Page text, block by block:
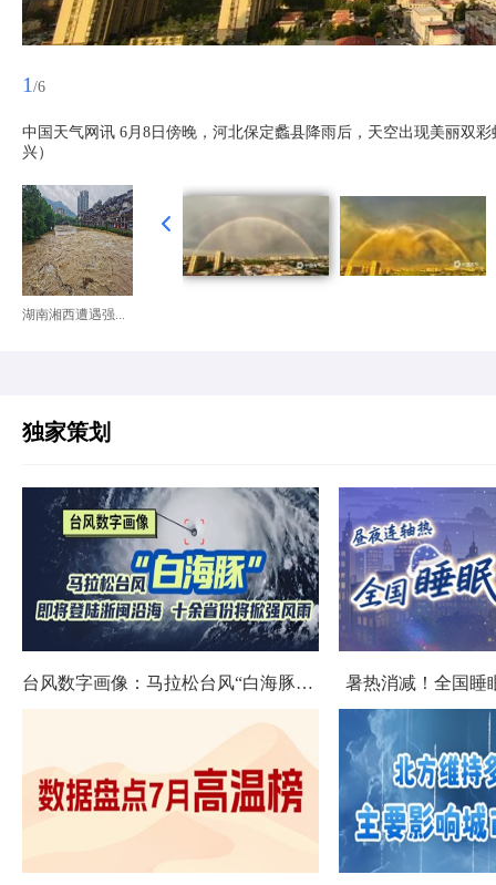
1 /6
中国天气网讯 6月8日傍晚，河北保定蠡县降雨后，天空出现美丽双
兴）
湖南湘西遭遇强...
独家策划
台风数字画像：马拉松台风“白海豚”将影响十余省份 暑热消减！全国睡